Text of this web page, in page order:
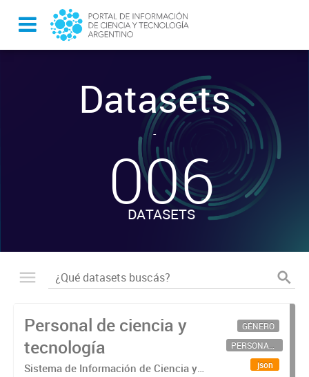
Datasets
-
006
DATASETS
Personal de ciencia y
tecnología
Sistema de Información de Ciencia y
GÉNERO
PERSONAL CIENTÍFICO-TECNOLÓGICO
json